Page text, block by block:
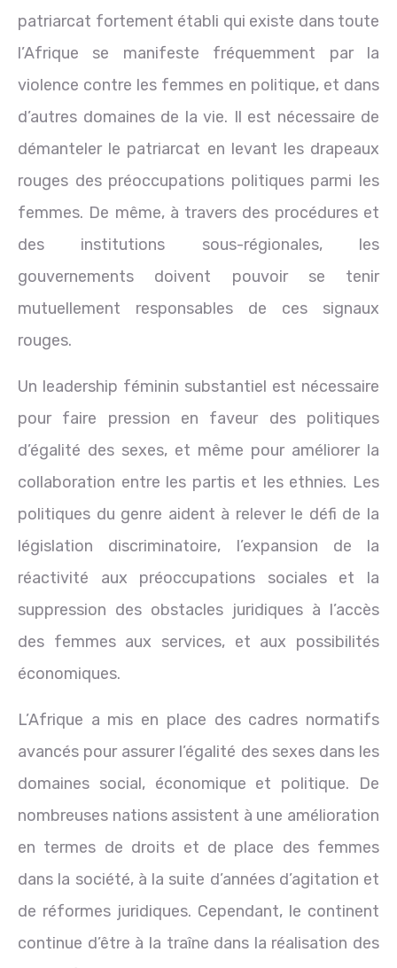
patriarcat fortement établi qui existe dans toute
l’Afrique se manifeste fréquemment par la
violence contre les femmes en politique, et dans
d’autres domaines de la vie. Il est nécessaire de
démanteler le patriarcat en levant les drapeaux
rouges des préoccupations politiques parmi les
femmes. De même, à travers des procédures et
des institutions sous-régionales, les
gouvernements doivent pouvoir se tenir
mutuellement responsables de ces signaux
rouges.
Un leadership féminin substantiel est nécessaire
pour faire pression en faveur des politiques
d’égalité des sexes, et même pour améliorer la
collaboration entre les partis et les ethnies. Les
politiques du genre aident à relever le défi de la
législation discriminatoire, l’expansion de la
réactivité aux préoccupations sociales et la
suppression des obstacles juridiques à l’accès
des femmes aux services, et aux possibilités
économiques.
L’Afrique a mis en place des cadres normatifs
avancés pour assurer l’égalité des sexes dans les
domaines social, économique et politique. De
nombreuses nations assistent à une amélioration
en termes de droits et de place des femmes
dans la société, à la suite d’années d’agitation et
de réformes juridiques. Cependant, le continent
continue d’être à la traîne dans la réalisation des